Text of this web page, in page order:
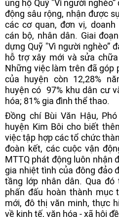
ủng hộ Quỹ "Vì người
động sâu rộng, nhận được
các cơ quan, đơn vị,
cán bộ, nhân dân. Giai
dựng Quỹ "Vì người nghèo”
hỗ trợ xây mới và sửa
Những việc làm trên đã góp
của huyện còn 12,28%
huyện có 97% khu dân cư
hóa; 81% gia đình thể thao.
Đồng chí Bùi Văn Hậu,
huyện Kim Bôi cho biết
việc tập hợp các tổ chức
đoàn kết, các cuộc vận
MTTQ phát động luôn nhận
gia nhiệt tình của đông đảo
tầng lớp nhân dân. Qua
phấn đấu hoàn thành mục
mới, đô thị văn minh, thực
về kinh tế, văn hóa - xã hội